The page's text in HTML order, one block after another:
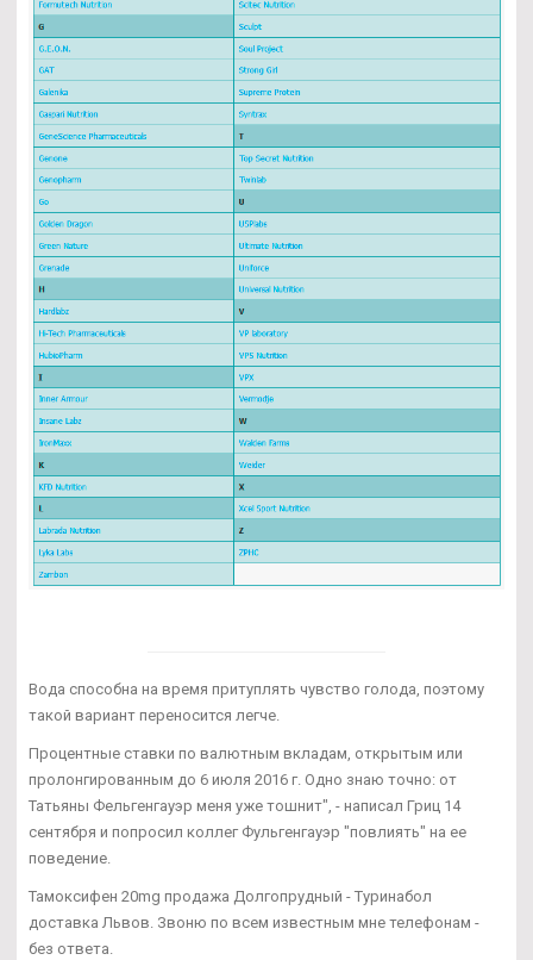
Вода способна на время притуплять чувство голода, поэтому
такой вариант переносится легче.
Процентные ставки по валютным вкладам, открытым или
пролонгированным до 6 июля 2016 г. Одно знаю точно: от
Татьяны Фельгенгауэр меня уже тошнит", - написал Гриц 14
сентября и попросил коллег Фульгенгауэр "повлиять" на ее
поведение.
Тамоксифен 20mg продажа Долгопрудный - Туринабол
доставка Львов. Звоню по всем известным мне телефонам -
без ответа.